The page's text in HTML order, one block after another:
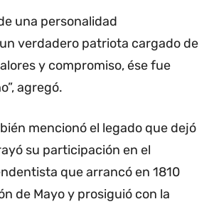
una personalidad
verdadero patriota cargado de
y compromiso, ése fue
agregó.
mencionó el legado que dejó
su participación en el
que arrancó en 1810
de Mayo y prosiguió con la